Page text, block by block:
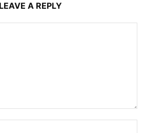
LEAVE A REPLY